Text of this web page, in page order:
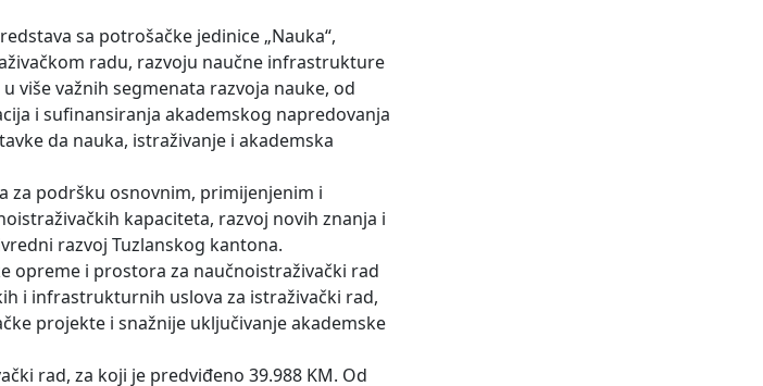
sa potrošačke jedinice „Nauka“,
radu, razvoju naučne infrastrukture
više važnih segmenata razvoja nauke, od
i sufinansiranja akademskog napredovanja
da nauka, istraživanje i akademska
za podršku osnovnim, primijenjenim i
kapaciteta, razvoj novih znanja i
razvoj Tuzlanskog kantona.
opreme i prostora za naučnoistraživački rad
i infrastrukturnih uslova za istraživački rad,
projekte i snažnije uključivanje akademske
rad, za koji je predviđeno 39.988 KM. Od